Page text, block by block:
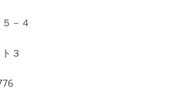
－４
３